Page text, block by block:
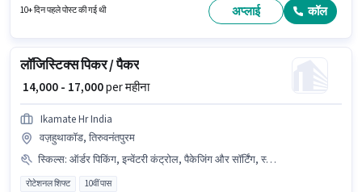
के पास कम से कम ग्रेजुएट डिग्री या सर्टिफिकेट होना चाहिए। इस भूमिका में Fixed वेतन
10+ दिन पहले पोस्ट की गई थी अप्लाई कॉल
लॉजिस्टिक्स पिकर / पैकर
₹ 14,000 - 17,000per महीना
Ikamate Hr India
वज़हुथाकॉड, तिरुवनंतपुरम
स्किल्स: ऑर्डर पिकिंग, इन्वेंटरी कंट्रोल, पैकेजिंग और सॉर्टिंग, स्टॉक टेकिंग, ऑर्डर प्रोसेसिंग
रोटेशनल शिफ्ट 10वीं पास